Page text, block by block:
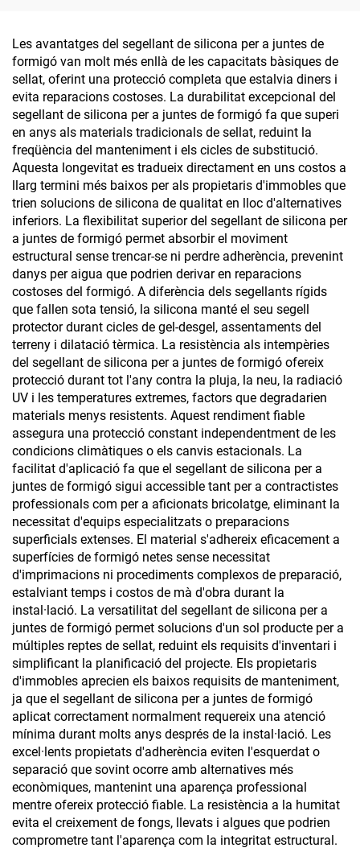
Les avantatges del segellant de silicona per a juntes de
formigó van molt més enllà de les capacitats bàsiques de
sellat, oferint una protecció completa que estalvia diners i
evita reparacions costoses. La durabilitat excepcional del
segellant de silicona per a juntes de formigó fa que superi
en anys als materials tradicionals de sellat, reduint la
freqüència del manteniment i els cicles de substitució.
Aquesta longevitat es tradueix directament en uns costos a
llarg termini més baixos per als propietaris d'immobles que
trien solucions de silicona de qualitat en lloc d'alternatives
inferiors. La flexibilitat superior del segellant de silicona per
a juntes de formigó permet absorbir el moviment
estructural sense trencar-se ni perdre adherència, prevenint
danys per aigua que podrien derivar en reparacions
costoses del formigó. A diferència dels segellants rígids
que fallen sota tensió, la silicona manté el seu segell
protector durant cicles de gel-desgel, assentaments del
terreny i dilatació tèrmica. La resistència als intempèries
del segellant de silicona per a juntes de formigó ofereix
protecció durant tot l'any contra la pluja, la neu, la radiació
UV i les temperatures extremes, factors que degradarien
materials menys resistents. Aquest rendiment fiable
assegura una protecció constant independentment de les
condicions climàtiques o els canvis estacionals. La
facilitat d'aplicació fa que el segellant de silicona per a
juntes de formigó sigui accessible tant per a contractistes
professionals com per a aficionats bricolatge, eliminant la
necessitat d'equips especialitzats o preparacions
superficials extenses. El material s'adhereix eficacement a
superfícies de formigó netes sense necessitat
d'imprimacions ni procediments complexos de preparació,
estalviant temps i costos de mà d'obra durant la
instal·lació. La versatilitat del segellant de silicona per a
juntes de formigó permet solucions d'un sol producte per a
múltiples reptes de sellat, reduint els requisits d'inventari i
simplificant la planificació del projecte. Els propietaris
d'immobles aprecien els baixos requisits de manteniment,
ja que el segellant de silicona per a juntes de formigó
aplicat correctament normalment requereix una atenció
mínima durant molts anys després de la instal·lació. Les
excel·lents propietats d'adherència eviten l'esquerdat o
separació que sovint ocorre amb alternatives més
econòmiques, mantenint una aparença professional
mentre ofereix protecció fiable. La resistència a la humitat
evita el creixement de fongs, llevats i algues que podrien
comprometre tant l'aparença com la integritat estructural.